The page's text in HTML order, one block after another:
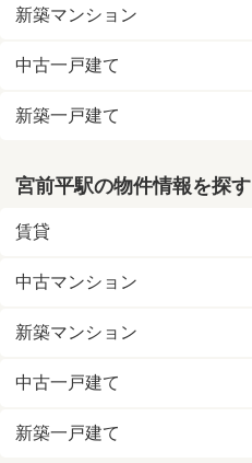
新築マンション
中古一戸建て
新築一戸建て
宮前平駅の物件情報を探す
賃貸
中古マンション
新築マンション
中古一戸建て
新築一戸建て